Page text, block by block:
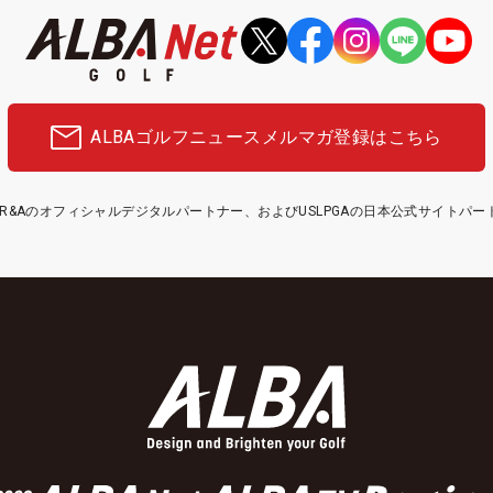
ALBAゴルフニュース メルマガ登録はこちら
のオフィシャルデジタルパートナー、およびUSLPGAの日本公式サイトパー